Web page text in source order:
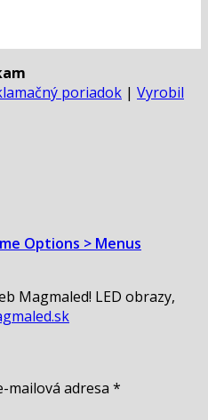
poriadok | Vyrobil
Options > Menus
Magmaled! LED obrazy,
mailová adresa *